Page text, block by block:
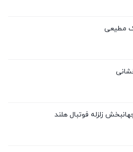
مطیعی
زلزله فوتبال هلند